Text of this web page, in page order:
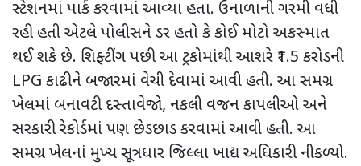
સ્ટેશનમાં પાર્ક કરવામાં આવ્યા હતા. ઉનાળાની ગરમી વધી
રહી હતી એટલેપોલીસને ડર હતો કે કોઈ મોટો અકસ્માત
થઈ શકે છે. શિફ્ટીંગ પછીઆ ટ્રકોમાંથી આશરે ₹1.5 કરોડની
LPG કાઢીને બજારમાં વેચી દેવામાં આવી હતી. આ સમગ્ર
ખેલમાં બનાવટી દસ્તાવેજો, નકલી વજન કાપલીઓ અને
સરકારી રેકોર્ડમાં પણ છેડછાડ કરવામાં આવી હતી. આ
સમગ્ર ખેલનાં મુખ્ય સૂત્રધાર જિલ્લા ખાદ્ય અધિકારી નીકળ્યો.